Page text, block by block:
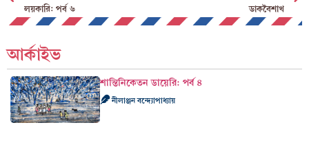
লয়কারি: পর্ব ৬ ডাকবৈশাখ
আর্কাইভ
শান্তিনিকেতন ডায়েরি: পর্ব ৪
নীলাঞ্জন বন্দ্যোপাধ্যায়